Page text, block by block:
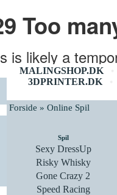
MALINGSHOP.DK•
3DPRINTER.DK
Forside » Online Spil
Spil
Sexy DressUp
Risky Whisky
Gone Crazy 2
Speed Racing